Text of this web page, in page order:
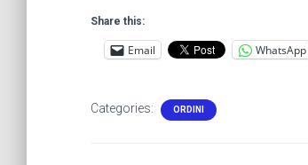
Share this:
Email WhatsApp
Categories: ORDINI